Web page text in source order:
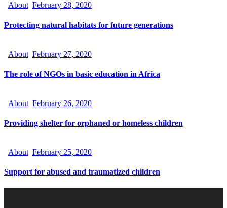
About February 28, 2020
Protecting natural habitats for future generations
About February 27, 2020
The role of NGOs in basic education in Africa
About February 26, 2020
Providing shelter for orphaned or homeless children
About February 25, 2020
Support for abused and traumatized children